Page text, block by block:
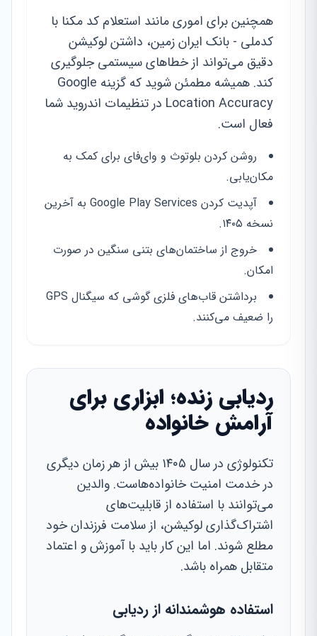
همچنین برای اموری مانند استعلام کد مکنا با
کدملی - بانک ایران زمین، داشتن لوکیشن
دقیق می‌تواند از خطاهای سیستمی جلوگیری
کند. همیشه مطمئن شوید که گزینه Google
Location Accuracy در تنظیمات اندروید شما
فعال است.
روشن کردن بلوتوث و وای‌فای برای کمک به
مکان‌یابی.
آپدیت کردن Google Play Services به آخرین
نسخه ۱۴۰۵.
خروج از ساختمان‌های بتنی سنگین در صورت
امکان.
برداشتن قاب‌های فلزی گوشی که سیگنال GPS
را ضعیف می‌کنند.
ردیابی زنده؛ ابزاری برای
آرامش خانواده
تکنولوژی در سال ۱۴۰۵ بیش از هر زمان دیگری
در خدمت امنیت خانواده‌هاست. والدین
می‌توانند با استفاده از قابلیت‌های
اشتراک‌گذاری لوکیشن، از سلامت فرزندان خود
مطلع شوند. اما این کار باید با آموزش و اعتماد
متقابل همراه باشد.
استفاده هوشمندانه از ردیابی